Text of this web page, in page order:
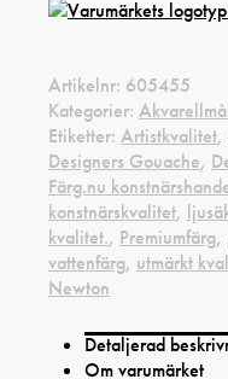
Artikelnr: 605455
Kategorier:
Etiketter: Artistkvalitet,
Designers Gouache,
Färg.nu
konstnärskvalitet,
kvalitet., Premiumfärg,
vattenfärg, utmärkt
Newton
Detaljerad
Om varumärket